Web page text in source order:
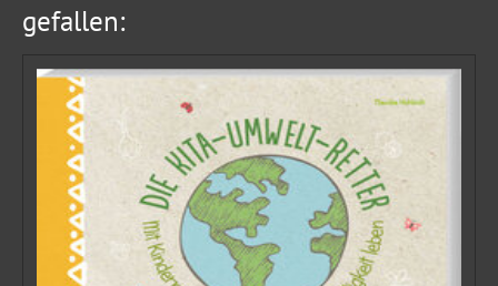
gefallen: